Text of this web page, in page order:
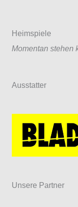
Heimspiele
Momentan stehen
Ausstatter
Unsere Partner